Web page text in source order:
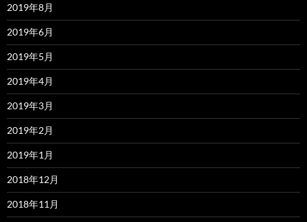
2019年8月
2019年6月
2019年5月
2019年4月
2019年3月
2019年2月
2019年1月
2018年12月
2018年11月